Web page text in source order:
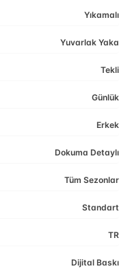
Yıkamalı
Yuvarlak Yaka
Tekli
Günlük
Erkek
Dokuma Detaylı
Tüm Sezonlar
Standart
TR
Dijital Baskı